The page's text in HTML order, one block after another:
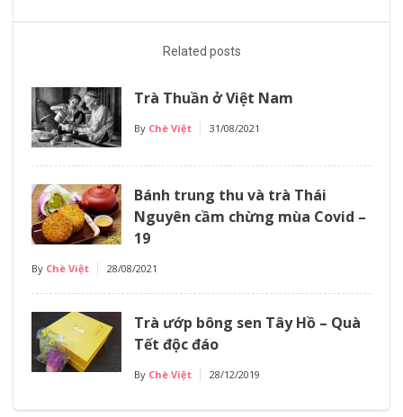
Related posts
Trà Thuần ở Việt Nam
By Chè Việt 31/08/2021
Bánh trung thu và trà Thái
Nguyên cầm chừng mùa Covid –
19
By Chè Việt 28/08/2021
Trà ướp bông sen Tây Hồ – Quà
Tết độc đáo
By Chè Việt 28/12/2019